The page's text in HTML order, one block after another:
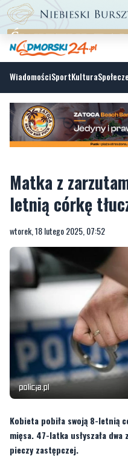
WiadomościSportKultura
Matka z
wtorek, 18 lutego 2025, 07:52
Kobieta pobiła swoją 8-letnią
mięsa. 47-latka usłyszała
Wracamy do wstrząsającej sprawy z
kobieta pobiła swoją 8-letnią córkę
trafiło do szpitala, a matka została